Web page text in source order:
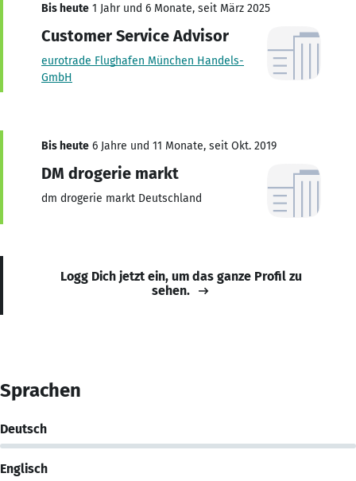
Bis heute 1 Jahr und 6 Monate, seit März 2025
Customer Service Advisor
eurotrade Flughafen München Handels-
GmbH
Bis heute 6 Jahre und 11 Monate, seit Okt. 2019
DM drogerie markt
dm drogerie markt Deutschland
Logg Dich jetzt ein, um das ganze Profil zu
sehen.
Sprachen
Deutsch
Englisch